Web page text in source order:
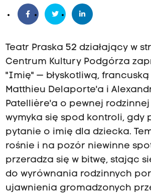
Teatr Praska 52 działający w
Centrum Kultury Podgórza
"Imię" — błyskotliwą,
Matthieu Delaporte'a i
Patellière'a o pewnej
wymyka się spod kontroli, gdy
pytanie o imię dla dziecka.
rośnie i na pozór niewinne
przeradza się w bitwę, stając
do wyrównania rodzinnych
ujawnienia gromadzonych